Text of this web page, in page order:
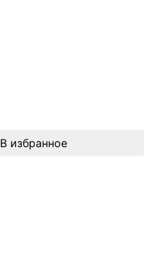
В избранное